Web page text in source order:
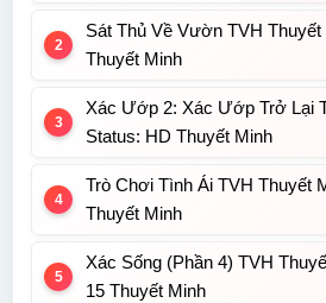
Sát Thủ Về Vườn TVH Thuyết
Thuyết Minh
Xác Ướp 2: Xác Ướp Trở Lại
Status: HD Thuyết Minh
Trò Chơi Tình Ái TVH Thuyết
Thuyết Minh
Xác Sống (Phần 4) TVH
15 Thuyết Minh